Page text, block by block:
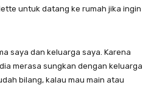
untuk datang ke rumah jika ingin
saya dan keluarga saya. Karena
merasa sungkan dengan keluarga
bilang, kalau mau main atau